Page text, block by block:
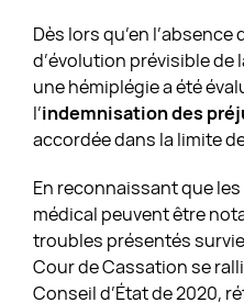
Dès lors qu’en
d’évolution prévisible de
une hémiplégie a été
l’indemnisation des
accordée dans la limite
En reconnaissant que
médical peuvent être
troubles présentés
Cour de Cassation se
Conseil d’État de 2020,